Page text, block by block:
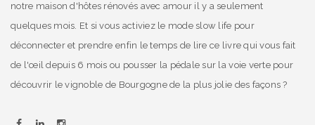
notre maison d'hôtes rénovés avec amour il y a seulement
quelques mois. Et si vous activiez le mode slow life pour
déconnecter et prendre enfin le temps de lire ce livre qui vous fait
de l'œil depuis 6 mois ou pousser la pédale sur la voie verte pour
découvrir le vignoble de Bourgogne de la plus jolie des façons ?